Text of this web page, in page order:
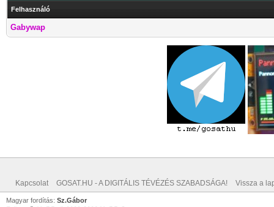
Felhasználó
Gabywap
Kapcsolat GOSAT.HU - A DIGITÁLIS TÉVÉZÉS SZABADSÁGA! Vissza a
Magyar fordítás: Sz.Gábor